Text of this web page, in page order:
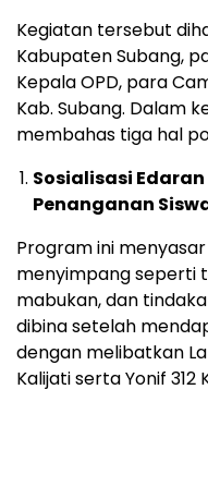
Kegiatan tersebut
Kabupaten Subang,
Kepala OPD, para
Kab. Subang. Dalam
membahas tiga hal
Sosialisasi
Penanganan
Program ini
menyimpang seperti
mabukan, dan
dibina setelah
dengan melibatkan
Kalijati serta Yonif 312